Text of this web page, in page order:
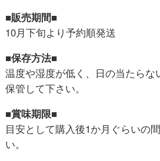
■販売期間■
10月下旬より予約順発送
■保存方法■
温度や湿度が低く、日の当たらな
保管して下さい。
■賞味期限■
目安として購入後1か月ぐらいの
い。